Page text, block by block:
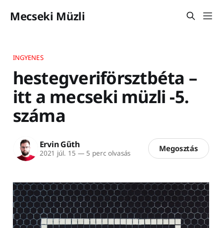
Mecseki Müzli
INGYENES
hestegveriförsztbéta –
itt a mecseki müzli -5.
száma
Ervin Gűth
2021 júl. 15 — 5 perc olvasás Megosztás